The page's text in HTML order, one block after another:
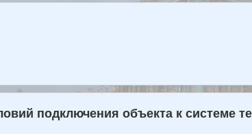
подключения объекта к системе